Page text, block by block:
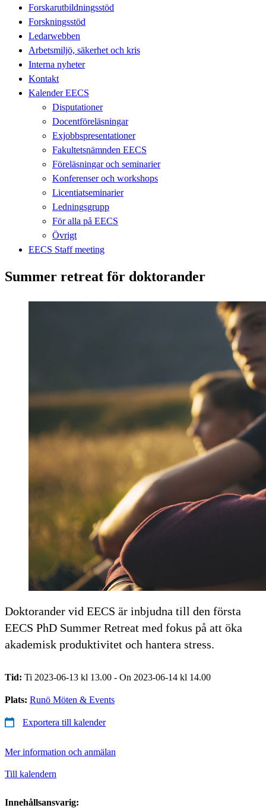
Forskarutbildningsstöd
Forskningsstöd
Ledarwebben
Arbetsmiljö, säkerhet och kris
Interna nyheter
Kontakt
Kalender EECS
Disputationer
Docentföreläsningar
Exjobbspresentationer
Fakultetsnämnden EECS
Föreläsningar och seminarier
Konferenser och workshops
Licentiatseminarier
Ledningsgrupp
För alla på EECS
Övrigt
EECS Staff meeting
Summer retreat för doktorander
Doktorander vid EECS är inbjudna till den första
EECS PhD Summer Retreat med fokus på att öka
akademisk produktivitet och hantera stress.
Tid: Ti 2023-06-13 kl 13.00 - On 2023-06-14 kl 14.00
Plats: Runö Möten & Events
Exportera till kalender
Mer information och anmälan
Till kalendern
Innehållsansvarig: